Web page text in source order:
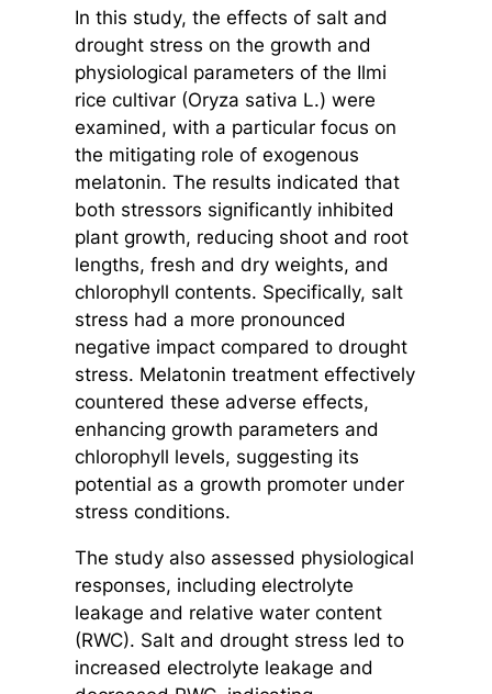
In this study, the effects of salt and
drought stress on the growth and
physiological parameters of the Ilmi
rice cultivar (Oryza sativa L.) were
examined, with a particular focus on
the mitigating role of exogenous
melatonin. The results indicated that
both stressors significantly inhibited
plant growth, reducing shoot and root
lengths, fresh and dry weights, and
chlorophyll contents. Specifically, salt
stress had a more pronounced
negative impact compared to drought
stress. Melatonin treatment effectively
countered these adverse effects,
enhancing growth parameters and
chlorophyll levels, suggesting its
potential as a growth promoter under
stress conditions.
The study also assessed physiological
responses, including electrolyte
leakage and relative water content
(RWC). Salt and drought stress led to
increased electrolyte leakage and